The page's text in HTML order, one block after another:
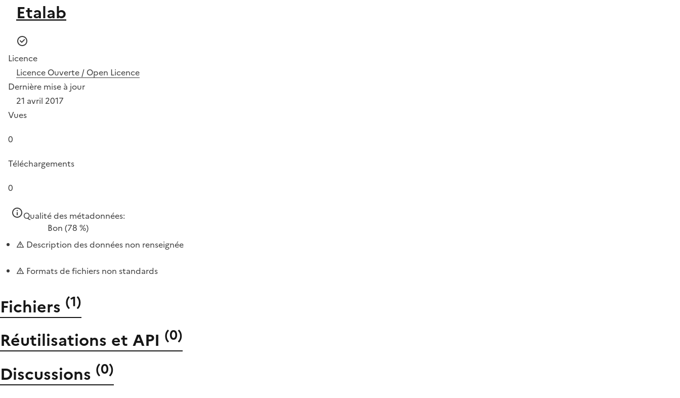
Etalab
Licence
Licence Ouverte / Open Licence
Dernière mise à jour
21 avril 2017
Vues
0
Téléchargements
0
Qualité des métadonnées:
Bon (78 %)
Description des données non renseignée
Formats de fichiers non standards
Fichiers (1)
Réutilisations et API (0)
Discussions (0)